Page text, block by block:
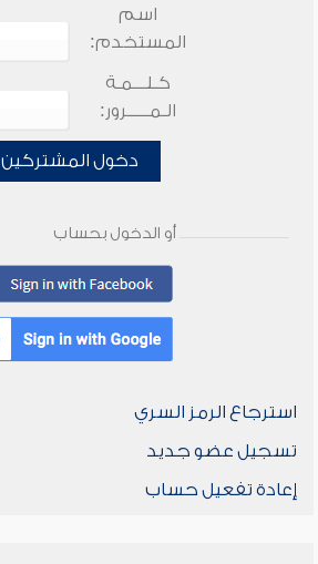
اسم
المستخدم:
كـلـــمـة
الـمـــــرور:
دخول المشتركين
أو الدخول بحساب
استرجاع الرمز السري
تسجيل عضو جديد
إعادة تفعيل حساب